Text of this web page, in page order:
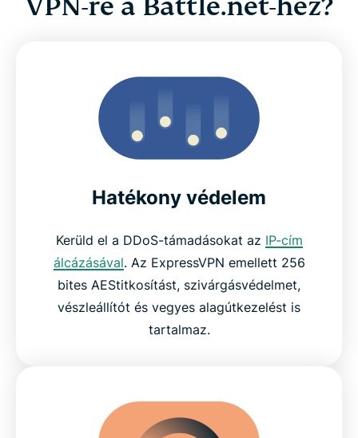
VPN-re a Battle.net-hez?
Hatékony védelem
Kerüld el a DDoS-támadásokat az IP-cím
álcázásával. Az ExpressVPN emellett 256
bites AEStitkosítást, szivárgásvédelmet,
vészleállítót és vegyes alagútkezelést is
tartalmaz.